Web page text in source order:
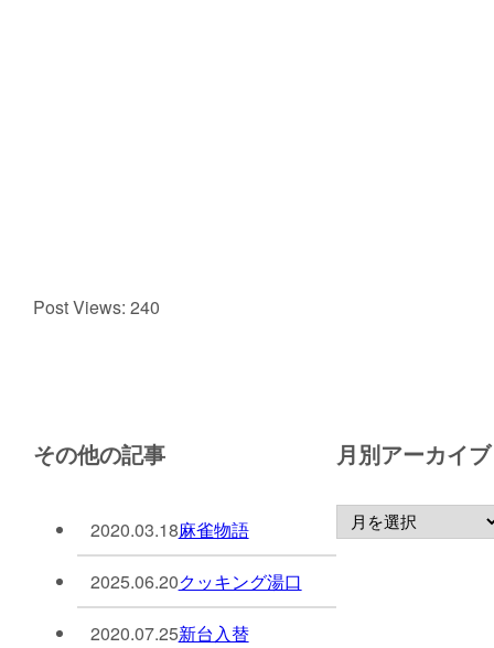
Post Views: 240
その他の記事
2020.03.18麻雀物語
2025.06.20クッキング湯口
2020.07.25新台入替
月別アーカイブ